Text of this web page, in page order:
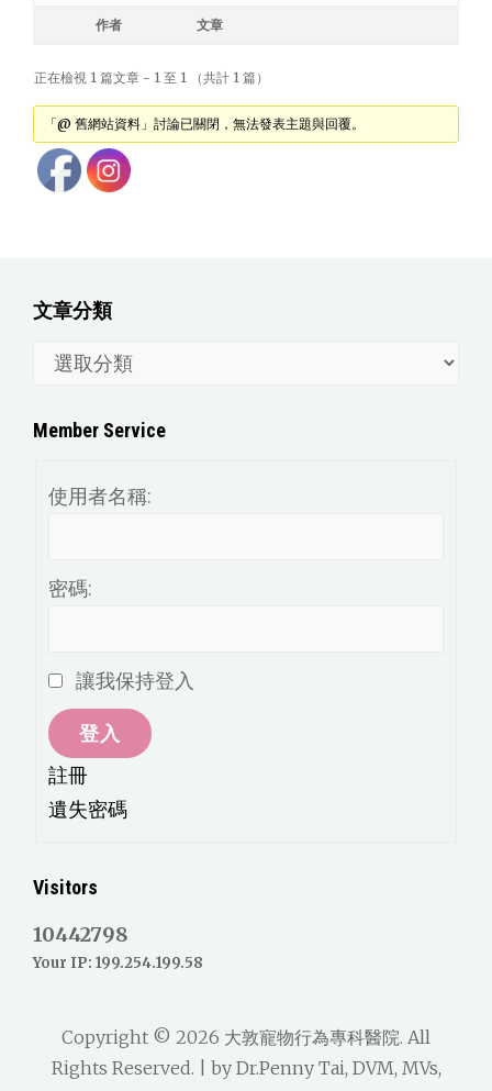
作者 文章
正在檢視 1 篇文章 - 1 至 1 （共計 1 篇）
「@ 舊網站資料」討論已關閉，無法發表主題與回覆。
文章分類
分
Member Service
使用者名稱:
密碼:
讓我保持登入
登入
註冊
遺失密碼
Visitors
10442798
Your IP: 199.254.199.58
Copyright © 2026 大敦寵物行為專科醫院. All
Rights Reserved. | by Dr.Penny Tai, DVM, MVs,